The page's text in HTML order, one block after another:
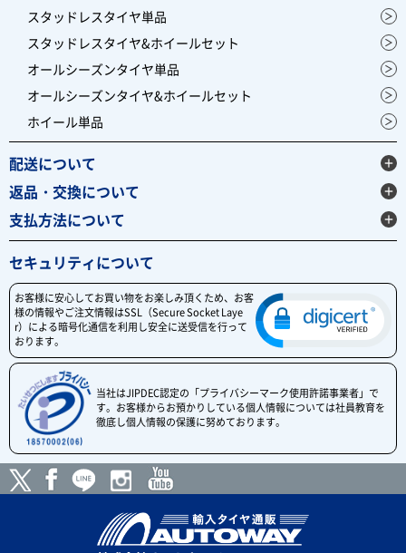
スタッドレスタイヤ単品
スタッドレスタイヤ&ホイールセット
オールシーズンタイヤ単品
オールシーズンタイヤ&ホイールセット
ホイール単品
配送について
返品・交換について
支払方法について
セキュリティについて
お客様に安心してお買い物をお楽しみ頂くため、お客
様の情報やご注文情報はSSL（Secure Socket Laye
r）による暗号化通信を利用し安全に送受信を行って
おります。
当社はJIPDEC認定の「プライバシーマーク使用許諾事業者」で
す。お客様からお預かりしている個人情報については社員教育を
徹底し個人情報の保護に努めております。